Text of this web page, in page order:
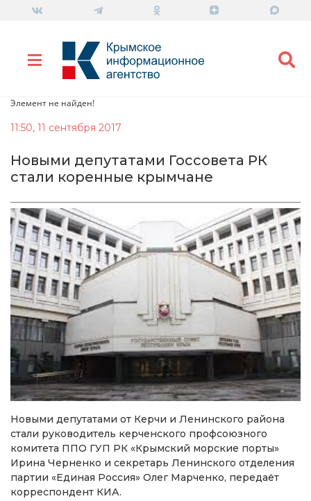
Элемент не найден!
11:50, 11 сентября 2017
Новыми депутатами Госсовета РК
стали коренные крымчане
Новыми депутатами от Керчи и Ленинского района
стали руководитель керченского профсоюзного
комитета ППО ГУП РК «Крымский морские порты»
Ирина Черненко и секретарь Ленинского отделения
партии «Единая Россия» Олег Марченко, передаёт
корреспондент КИА.